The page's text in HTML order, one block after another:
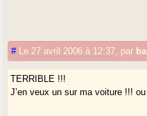
# Le 27 avril 2006 à 12:37 par
TERRIBLE !!!
J’en veux un sur ma voiture !!!